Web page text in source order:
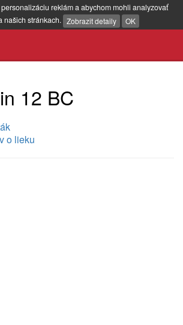
reklám a abychom mohli analyzovať
našich stránkach. Zobrazit detaily OK
12 BC
o lieku